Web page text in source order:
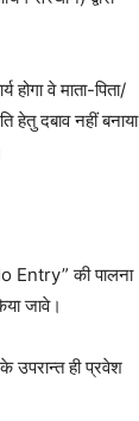
होगा वे माता-पिता/
दबाव नहीं बनाया
Entry” की पालना
जावे।
उपरान्त ही प्रवेश